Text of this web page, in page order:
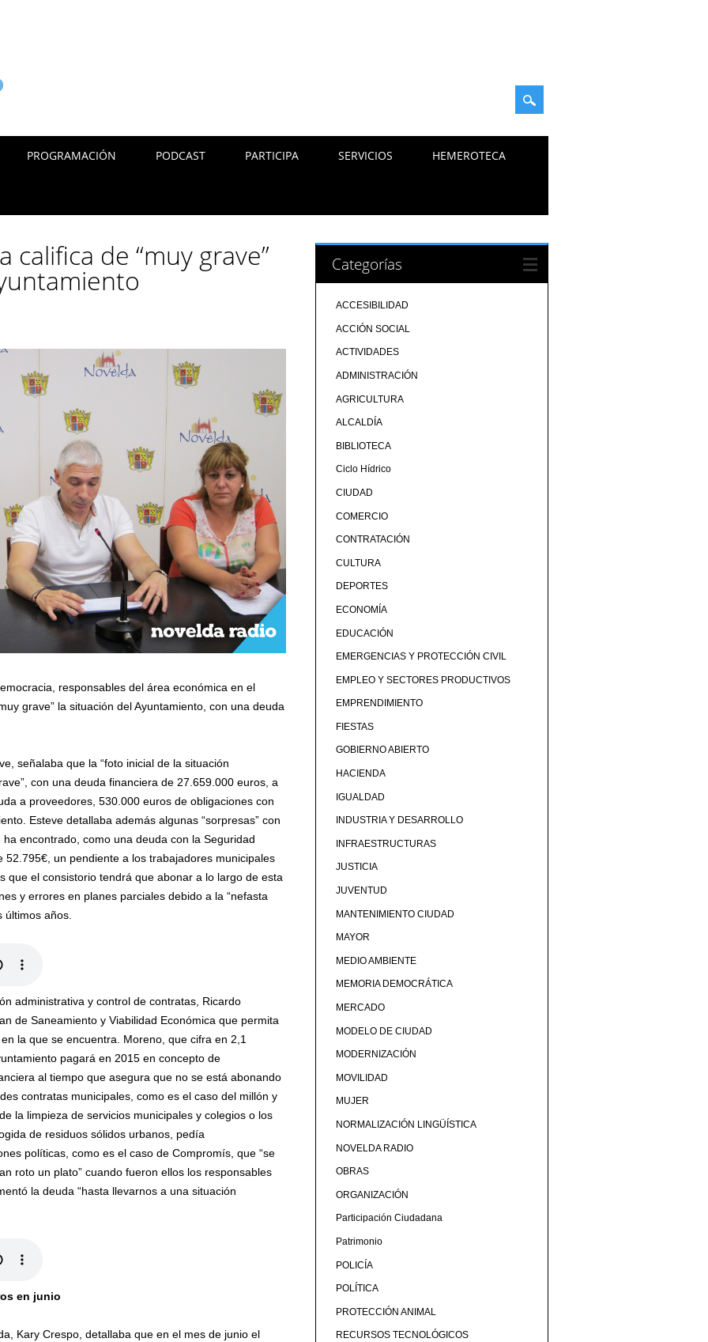
PROGRAMACIÓN PODCAST PARTICIPA SERVICIOS HEMEROTECA
califica de “muy grave”
responsables del área económica en el
grave” la situación del Ayuntamiento, con una deuda
señalaba que la “foto inicial de la situación
con una deuda financiera de 27.659.000 euros, a
a proveedores, 530.000 euros de obligaciones con
Esteve detallaba además algunas “sorpresas” con
encontrado, como una deuda con la Seguridad
52.795€, un pendiente a los trabajadores municipales
que el consistorio tendrá que abonar a lo largo de esta
y errores en planes parciales debido a la “nefasta
últimos años.
administrativa y control de contratas, Ricardo
de Saneamiento y Viabilidad Económica que permita
la que se encuentra. Moreno, que cifra en 2,1
pagará en 2015 en concepto de
al tiempo que asegura que no se está abonando
contratas municipales, como es el caso del millón y
la limpieza de servicios municipales y colegios o los
de residuos sólidos urbanos, pedía
políticas, como es el caso de Compromís, que “se
roto un plato” cuando fueron ellos los responsables
la deuda “hasta llevarnos a una situación
en junio
Kary Crespo, detallaba que en el mes de junio el
Categorías
ACCESIBILIDAD
ACCIÓN SOCIAL
ACTIVIDADES
ADMINISTRACIÓN
AGRICULTURA
ALCALDÍA
BIBLIOTECA
Ciclo Hídrico
CIUDAD
COMERCIO
CONTRATACIÓN
CULTURA
DEPORTES
ECONOMÍA
EDUCACIÓN
EMERGENCIAS Y PROTECCIÓN CIVIL
EMPLEO Y SECTORES PRODUCTIVOS
EMPRENDIMIENTO
FIESTAS
GOBIERNO ABIERTO
HACIENDA
IGUALDAD
INDUSTRIA Y DESARROLLO
INFRAESTRUCTURAS
JUSTICIA
JUVENTUD
MANTENIMIENTO CIUDAD
MAYOR
MEDIO AMBIENTE
MEMORIA DEMOCRÁTICA
MERCADO
MODELO DE CIUDAD
MODERNIZACIÓN
MOVILIDAD
MUJER
NORMALIZACIÓN LINGÜÍSTICA
NOVELDA RADIO
OBRAS
ORGANIZACIÓN
Participación Ciudadana
Patrimonio
POLICÍA
POLÍTICA
PROTECCIÓN ANIMAL
RECURSOS TECNOLÓGICOS